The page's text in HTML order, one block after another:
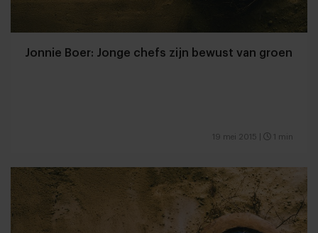
Jonnie Boer: Jonge chefs zijn bewust van groen
19 mei 2015 1 min